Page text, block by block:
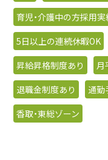
育児・介護中の方採用実
5日以上の連続休暇OK
昇給昇格制度あり
月
退職金制度あり
通勤
香取・東総ゾーン